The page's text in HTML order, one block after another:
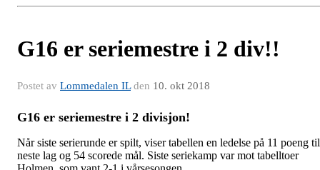
G16 er seriemestre i 2 div!!
Postet av Lommedalen ILden 10. okt 2018
G16 er seriemestre i 2 divisjon!
Når siste serierunde er spilt, viser tabellen en ledelse på 11 poeng til
neste lag og 54 scorede mål. Siste seriekamp var mot tabelltoer